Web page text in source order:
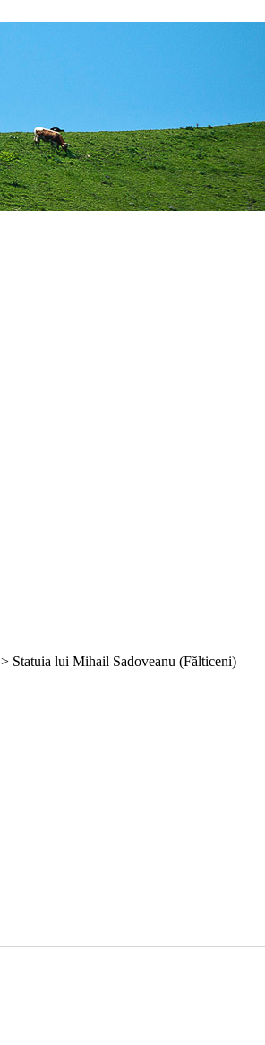
> Statuia lui Mihail Sadoveanu (Fălticeni)